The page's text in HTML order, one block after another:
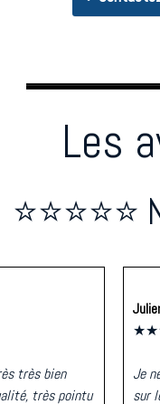
Les
très bien
très pointu
Je
sur